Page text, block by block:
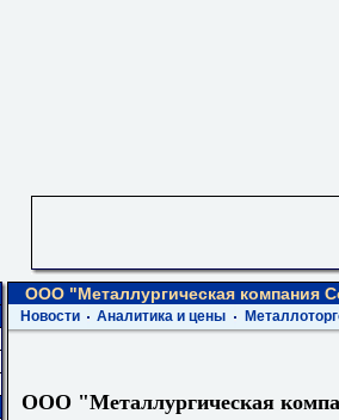
ООО "Металлургическая компания
Новости Аналитика и цены
ООО "Металлургическая